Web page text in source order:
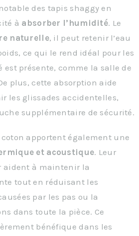
des tapis shaggy en
à absorber l’humidité. Le
naturelle, il peut retenir l’eau
ce qui le rend idéal pour les
est présente, comme la salle de
plus, cette absorption aide
les glissades accidentelles,
supplémentaire de sécurité.
coton apportent également une
et acoustique. Leur
aident à maintenir la
tout en réduisant les
par les pas ou la
dans toute la pièce. Ce
bénéfique dans les